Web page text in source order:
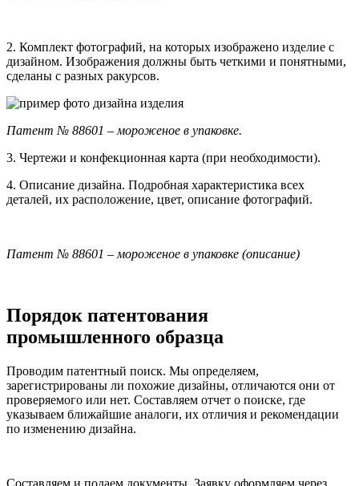
2. Комплект фотографий, на которых изображено изделие с
дизайном. Изображения должны быть четкими и понятными,
сделаны с разных ракурсов.
Патент № 88601 – мороженое в упаковке.
3. Чертежи и конфекционная карта (при необходимости).
4. Описание дизайна. Подробная характеристика всех
деталей, их расположение, цвет, описание фотографий.
Патент № 88601 – мороженое в упаковке (описание)
Порядок патентования
промышленного образца
Проводим патентный поиск. Мы определяем,
зарегистрированы ли похожие дизайны, отличаются они от
проверяемого или нет. Составляем отчет о поиске, где
указываем ближайшие аналоги, их отличия и рекомендации
по изменению дизайна.
Составляем и подаем документы. Заявку оформляем через